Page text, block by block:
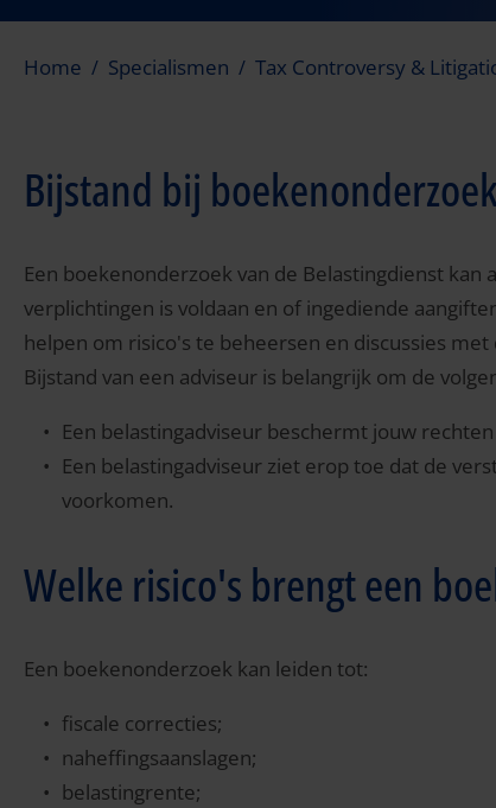
Home Specialismen Tax Controversy &
Bijstand bij boekenonderzoek
Een boekenonderzoek van de Belastingdienst
verplichtingen is voldaan en of ingediende
helpen om risico's te beheersen en discussies
Bijstand van een adviseur is belangrijk om de
Een belastingadviseur beschermt jouw
Een belastingadviseur ziet erop toe dat de
voorkomen.
Welke risico's brengt een
Een boekenonderzoek kan leiden tot:
fiscale correcties;
naheffingsaanslagen;
belastingrente;